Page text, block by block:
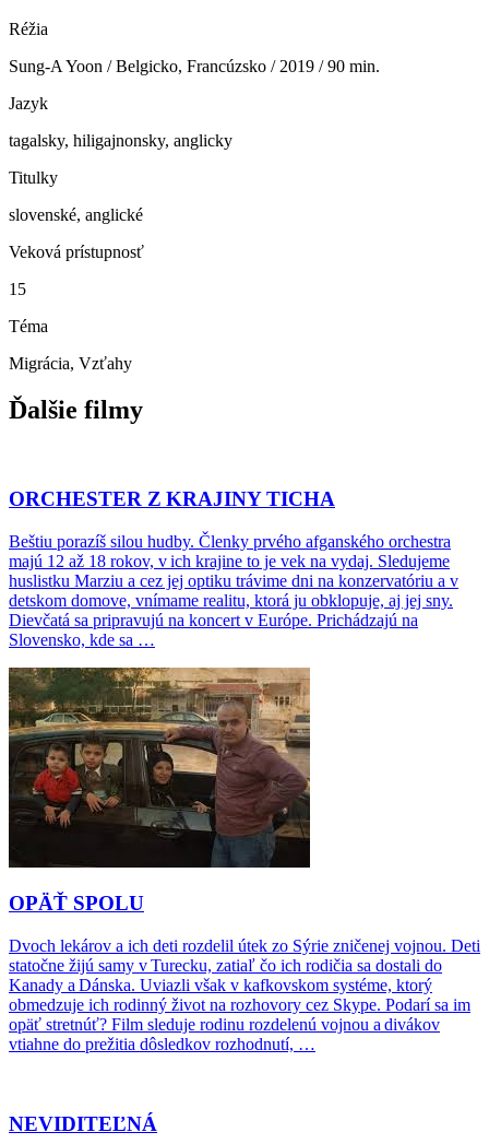
Réžia
Sung-A Yoon / Belgicko, Francúzsko / 2019 / 90 min.
Jazyk
tagalsky, hiligajnonsky, anglicky
Titulky
slovenské, anglické
Veková prístupnosť
15
Téma
Migrácia, Vzťahy
Ďalšie filmy
ORCHESTER Z KRAJINY TICHA
Beštiu porazíš silou hudby. Členky prvého afganského orchestra
majú 12 až 18 rokov, v ich krajine to je vek na vydaj. Sledujeme
huslistku Marziu a cez jej optiku trávime dni na konzervatóriu a v
detskom domove, vnímame realitu, ktorá ju obklopuje, aj jej sny.
Dievčatá sa pripravujú na koncert v Európe. Prichádzajú na
Slovensko, kde sa …
OPÄŤ SPOLU
Dvoch lekárov a ich deti rozdelil útek zo Sýrie zničenej vojnou. Deti
statočne žijú samy v Turecku, zatiaľ čo ich rodičia sa dostali do
Kanady a Dánska. Uviazli však v kafkovskom systéme, ktorý
obmedzuje ich rodinný život na rozhovory cez Skype. Podarí sa im
opäť stretnúť? Film sleduje rodinu rozdelenú vojnou a divákov
vtiahne do prežitia dôsledkov rozhodnutí, …
NEVIDITEĽNÁ